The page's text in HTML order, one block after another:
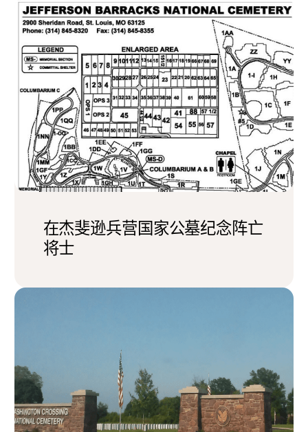
在杰斐逊兵营国家公墓纪念阵亡
将士